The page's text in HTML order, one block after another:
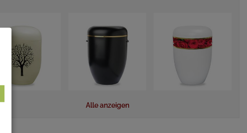
Alle anzeigen